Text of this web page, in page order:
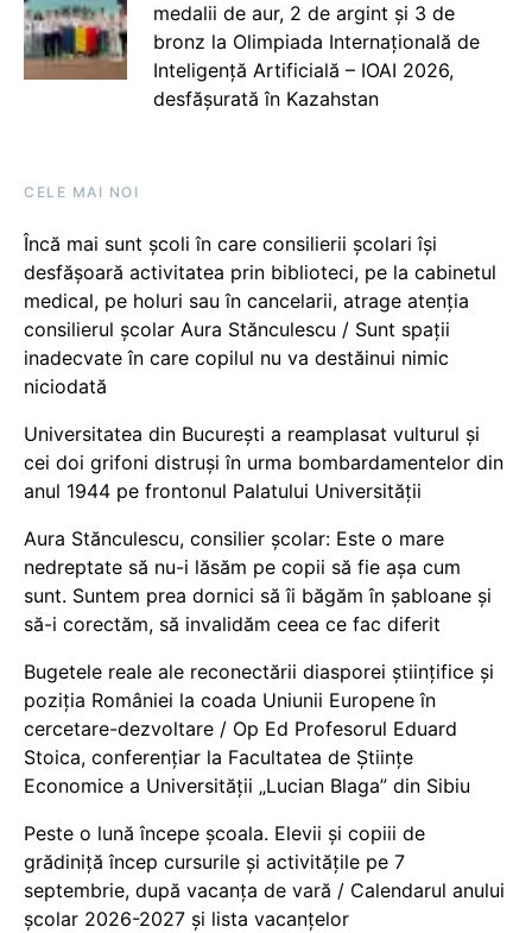
medalii de aur, 2 de argint și 3 de
bronz la Olimpiada Internațională de
Inteligență Artificială – IOAI 2026,
desfășurată în Kazahstan
CELE MAI NOI
Încă mai sunt școli în care consilierii școlari își
desfășoară activitatea prin biblioteci, pe la cabinetul
medical, pe holuri sau în cancelarii, atrage atenția
consilierul școlar Aura Stănculescu / Sunt spații
inadecvate în care copilul nu va destăinui nimic
niciodată
Universitatea din București a reamplasat vulturul și
cei doi grifoni distruși în urma bombardamentelor din
anul 1944 pe frontonul Palatului Universității
Aura Stănculescu, consilier școlar: Este o mare
nedreptate să nu-i lăsăm pe copii să fie așa cum
sunt. Suntem prea dornici să îi băgăm în șabloane și
să-i corectăm, să invalidăm ceea ce fac diferit
Bugetele reale ale reconectării diasporei științifice și
poziția României la coada Uniunii Europene în
cercetare-dezvoltare / Op Ed Profesorul Eduard
Stoica, conferențiar la Facultatea de Științe
Economice a Universității „Lucian Blaga” din Sibiu
Peste o lună începe școala. Elevii și copiii de
grădiniță încep cursurile și activitățile pe 7
septembrie, după vacanța de vară / Calendarul anului
școlar 2026-2027 și lista vacanțelor